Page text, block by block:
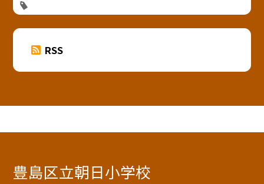
RSS
豊島区立朝日小学校